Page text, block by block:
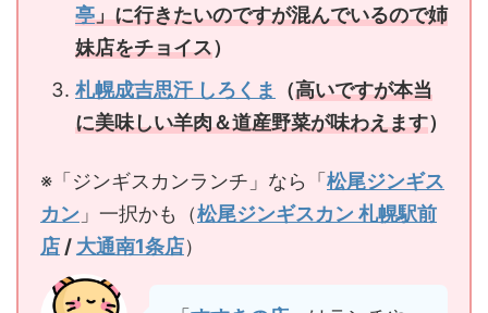
亭」に行きたいのですが混んでいるので姉
妹店をチョイス）
札幌成吉思汗 しろくま
（高いですが本当
に美味しい羊肉＆道産野菜が味わえます）
※「ジンギスカンランチ」なら「 松尾ジンギス
カン 」一択かも（松尾ジンギスカン 札幌駅前
店 / 大通南1条店）